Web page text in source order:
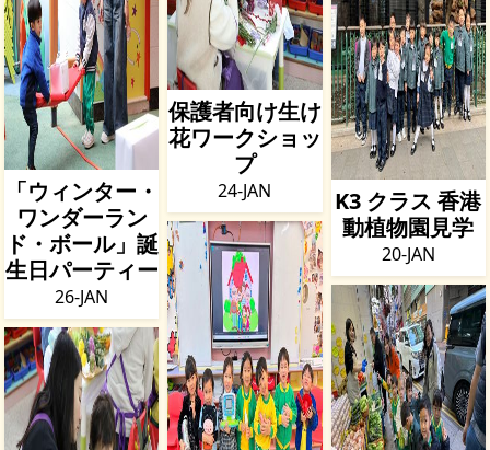
「ウィンター・
ワンダーラン
ド・ボール」誕
生日パーティー
26-JAN
保護者向け生け
花ワークショッ
プ
24-JAN
K3 クラス 香港
動植物園見学
20-JAN